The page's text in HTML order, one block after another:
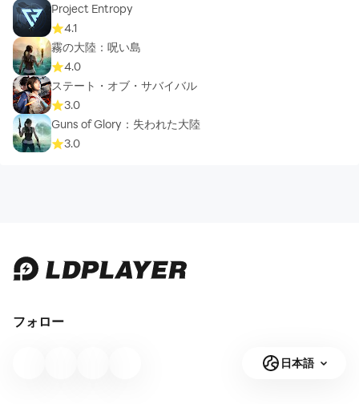
Project Entropy
4.1
霧の大陸：呪い島
4.0
ステート・オブ・サバイバル
3.0
Guns of Glory：失われた大陸
3.0
フォロー
日本語